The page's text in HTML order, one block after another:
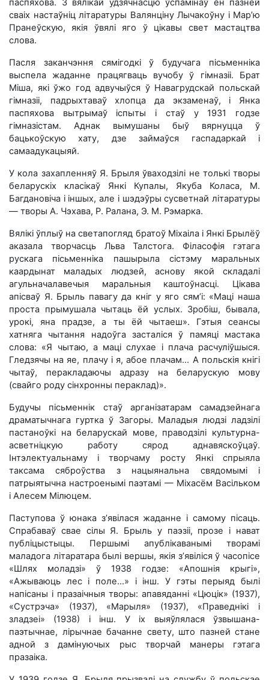
паспяхова. З вялікай удзячнасцю ўспамінаў ён пазней
сваіх настаўніц літаратуры Валянціну Лычакоўну і Мар’ю
Пранеўскую, якія ўвялі яго ў цікавы свет мастацтва
слова.
Пасля заканчэння сямігодкі ў будучага пісьменніка
выспела жаданне працягваць вучобу ў гімназіі. Брат
Міша, які ўжо год адвучыўся ў Навагрудскай польскай
гімназіі, падрыхтаваў хлопца да экзаменаў, і Янка
паспяхова вытрымаў іспыты і стаў у 1931 годзе
гімназістам. Аднак вымушаны быў вярнуцца ў
бацькоўскую хату, дзе займаўся гаспадаркай і
самаадукацыяй.
У кола захапленняў Я. Брыля ўваходзілі не толькі творы
беларускіх класікаў Янкі Купалы, Якуба Коласа, М.
Багдановіча і іншых, але і шэдэўры сусветнай літаратуры
— творы А. Чэхава, Р. Ралана, Э. М. Рэмарка.
Вялікі ўплыў на светапогляд братоў Міхаіла і Янкі Брылёў
аказала творчасць Льва Талстога. Філасофія гэтага
рускага пісьменніка пашырыла сістэму маральных
каардынат маладых людзей, аснову якой складалі
агульначалавечыя маральныя каштоўнасці. Цікава
апісваў Я. Брыль павагу да кніг у яго сям’і: «Маці наша
проста прымушала чытаць ёй услых. Зробіш, бывала,
урокі, яна прадзе, а ты ёй чытаеш». Гэтыя сеансы
хатняга чытання надоўга засталіся ў памяці мастака
слова: «Я чытаю, а маці слухае і плача расчуліўшыся.
Гледзячы на яе, плачу і я, абое плачам… А польскія кнігі
чытаў, перакладаючы адразу на беларускую мову
(свайго роду сінхронны пераклад)».
Будучы пісьменнік стаў арганізатарам самадзейнага
драматычнага гуртка ў Загоры. Маладыя людзі ладзілі
пастаноўкі на беларускай мове, праводзілі культурна-
асветніцкую работу сярод аднавяскоўцаў.
Інтэлектуальнаму і творчаму росту Янкі спрыяла
таксама сяброўства з нацыянальна свядомымі і
патрыятычна настроенымі паэтамі — Міхасём Васільком
і Алесем Мілюцем.
Паступова ў юнака з’явілася жаданне і самому пісаць.
Спрабаваў свае сілы Я. Брыль у паэзіі, прозе і нават
публіцыстыцы. Першымі апублікаванымі творамі
маладога літаратара былі вершы, якія з’явіліся ў часопісе
«Шлях моладзі» ў 1938 годзе: «Апошнія крыгі»,
«Ажываюць лес і поле...» і інш. У гэты перыяд былі
напісаны і празаічныя творы: апавяданні «Цюцік» (1937),
«Сустрэча» (1937), «Марыля» (1937), «Праведнікі і
зладзеі» (1938) і інш. У іх выяўлялася ўзвышана-
паэтычнае, лірычнае бачанне свету, што пазней стане
адной з дамінуючых рыс творчай манеры гэтага
празаіка.